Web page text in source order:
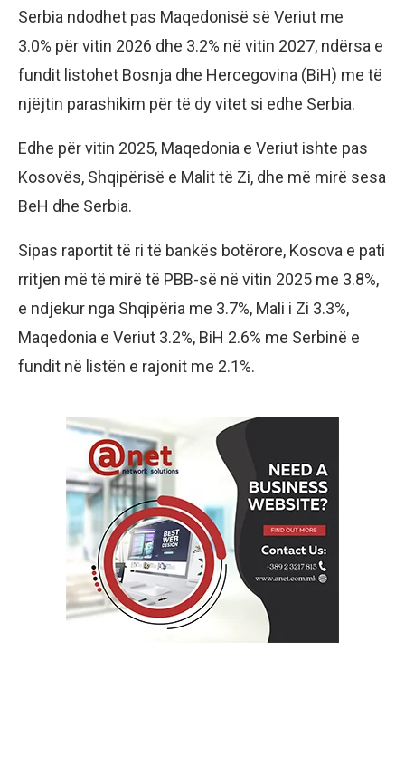
Serbia ndodhet pas Maqedonisë së Veriut me
3.0% për vitin 2026 dhe 3.2% në vitin 2027, ndërsa e
fundit listohet Bosnja dhe Hercegovina (BiH) me të
njëjtin parashikim për të dy vitet si edhe Serbia.
Edhe për vitin 2025, Maqedonia e Veriut ishte pas
Kosovës, Shqipërisë e Malit të Zi, dhe më mirë sesa
BeH dhe Serbia.
Sipas raportit të ri të bankës botërore, Kosova e pati
rritjen më të mirë të PBB-së në vitin 2025 me 3.8%,
e ndjekur nga Shqipëria me 3.7%, Mali i Zi 3.3%,
Maqedonia e Veriut 3.2%, BiH 2.6% me Serbinë e
fundit në listën e rajonit me 2.1%.